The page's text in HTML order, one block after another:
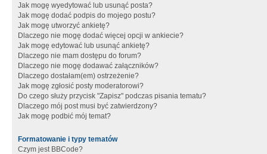
Jak mogę wyedytować lub usunąć posta?
Jak mogę dodać podpis do mojego postu?
Jak mogę utworzyć ankietę?
Dlaczego nie mogę dodać więcej opcji w ankiecie?
Jak mogę edytować lub usunąć ankietę?
Dlaczego nie mam dostępu do forum?
Dlaczego nie mogę dodawać załączników?
Dlaczego dostałam(em) ostrzeżenie?
Jak mogę zgłosić posty moderatorowi?
Do czego służy przycisk "Zapisz" podczas pisania tematu?
Dlaczego mój post musi być zatwierdzony?
Jak mogę podbić mój temat?
Formatowanie i typy tematów
Czym jest BBCode?